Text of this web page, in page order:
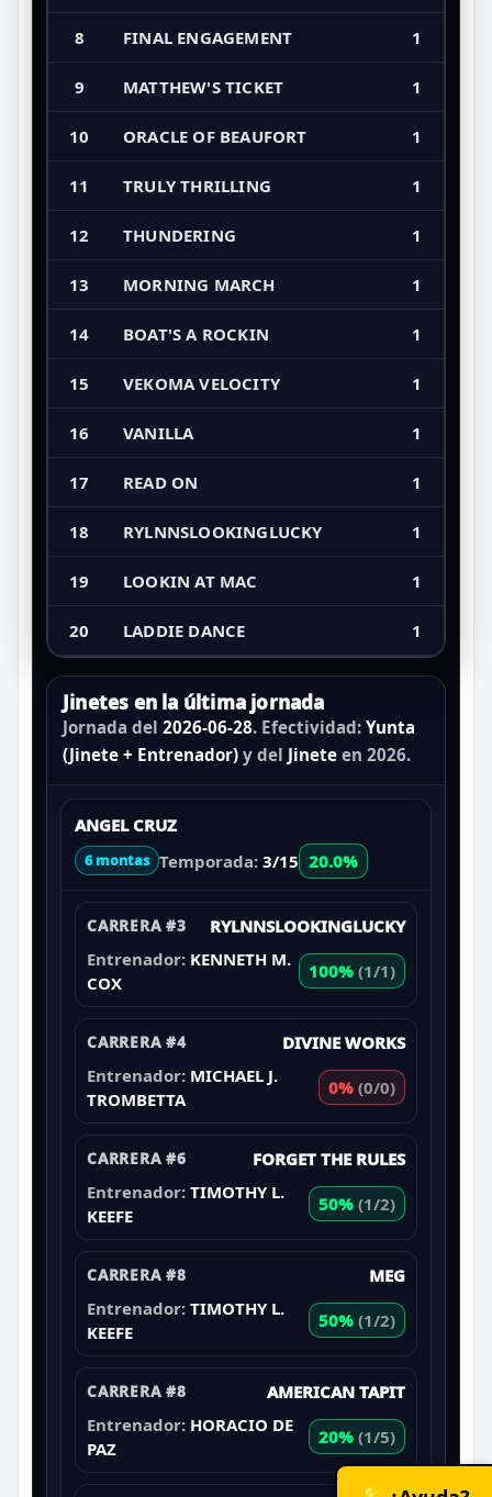
8 FINAL ENGAGEMENT 1
9 MATTHEW'S TICKET 1
10 ORACLE OF BEAUFORT 1
11 TRULY THRILLING 1
12 THUNDERING 1
13 MORNING MARCH 1
14 BOAT'S A ROCKIN 1
15 VEKOMA VELOCITY 1
16 VANILLA 1
17 READ ON 1
18 RYLNNSLOOKINGLUCKY 1
19 LOOKIN AT MAC 1
20 LADDIE DANCE 1
Jinetes en la última jornada
Jornada del 2026-06-28. Efectividad: Yunta
(Jinete + Entrenador) y del Jinete en 2026.
ANGEL CRUZ
6 montas Temporada: 3/15 20.0%
CARRERA #3
RYLNNSLOOKINGLUCKY
Entrenador: KENNETH M.
COX
100% (1/1)
CARRERA #4
DIVINE WORKS
Entrenador: MICHAEL J.
TROMBETTA
0% (0/0)
CARRERA #6
FORGET THE RULES
Entrenador: TIMOTHY L.
KEEFE
50% (1/2)
CARRERA #8
MEG
Entrenador: TIMOTHY L.
KEEFE
50% (1/2)
CARRERA #8
AMERICAN TAPIT
Entrenador: HORACIO DE
PAZ
20% (1/5)